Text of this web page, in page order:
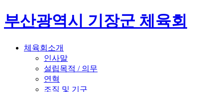
부산광역시 기장군 체육회
체육회소개
인사말
설립목적 / 의무
연혁
조직 및 기구